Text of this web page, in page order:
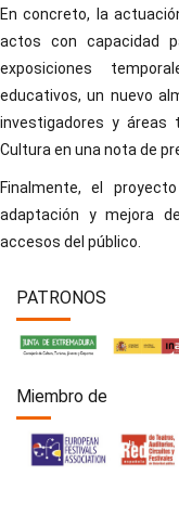
En concreto, la
actos con capacidad
exposiciones
educativos, un nuevo
investigadores y áreas
Cultura en una nota de
Finalmente, el
adaptación y mejora
accesos del público.
PATRONOS
Miembro de